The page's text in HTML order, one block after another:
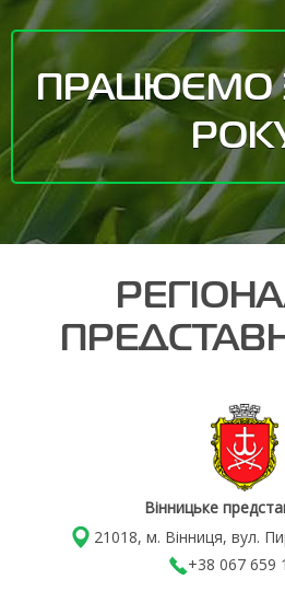
ПРАЦЮЄМО
Вінницьке
21018, м. Вінниця, вул.
+38 067 659